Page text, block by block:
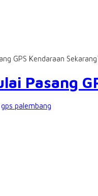
GPS Kendaraan
Pasang
gps palembang